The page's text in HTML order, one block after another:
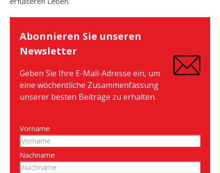
Abonnieren Sie unseren
Newsletter
Geben Sie Ihre E-Mail-Adresse ein, um
eine wöchentliche Zusammenfassung
unserer besten Beiträge zu erhalten.
Vorname
Nachname